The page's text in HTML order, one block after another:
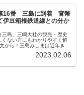
16番 三島に到着 官幣
豆箱根鉄道線との分か
島、三嶋大社の観光・歴史
ない方にもわかりやすく解
から！三島みしまは近年きん
大...
2023.02.06